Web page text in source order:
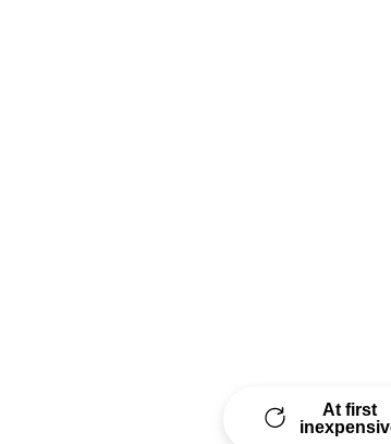
At first